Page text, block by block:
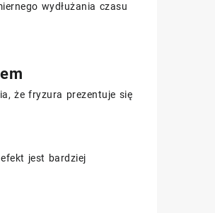
wydłużania czasu
że fryzura prezentuje się
jest bardziej